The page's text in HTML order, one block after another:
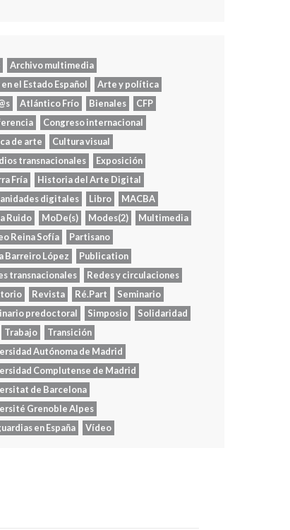
Archivo multimedia
el Estado Español
Arte y política
Atlántico Frío Bienales
CFP
Congreso internacional
de arte
Cultura visual
transnacionales
Exposición
Fría
Historia del Arte Digital
digitales
Libro
MACBA
Ruido
MoDe(s) Modes(2)
Multimedia
Reina Sofía
Partisano
Barreiro López
Publication
transnacionales
Redes y circulaciones
Revista Ré.Part
Seminario
predoctoral
Simposio
Solidaridad
Trabajo
Transición
Autónoma de Madrid
Complutense de Madrid
de Barcelona
Grenoble Alpes
en España
Vídeo